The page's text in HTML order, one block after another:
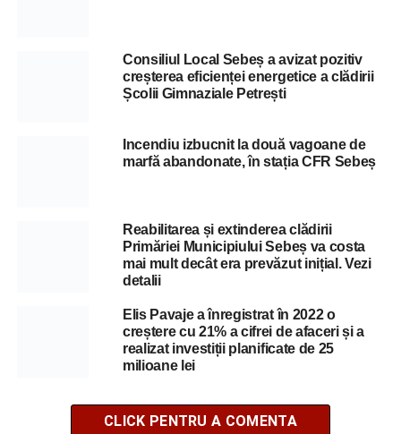
Consiliul Local Sebeș a avizat pozitiv
creșterea eficienței energetice a clădirii
Școlii Gimnaziale Petrești
Incendiu izbucnit la două vagoane de
marfă abandonate, în stația CFR Sebeș
Reabilitarea și extinderea clădirii
Primăriei Municipiului Sebeș va costa
mai mult decât era prevăzut inițial. Vezi
detalii
Elis Pavaje a înregistrat în 2022 o
creștere cu 21% a cifrei de afaceri și a
realizat investiții planificate de 25
milioane lei
CLICK PENTRU A COMENTA